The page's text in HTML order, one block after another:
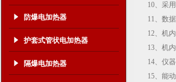
防爆电加热器
护套式管状电加热器
隔爆电加热器
10、采
11、数
12、机
13、机
14、仪
15、能